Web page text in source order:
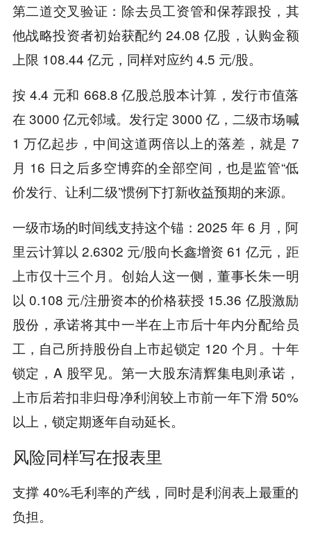
第二道交叉验证：除去员工资管和保荐跟投，其
他战略投资者初始获配约 24.08 亿股，认购金额
上限 108.44 亿元，同样对应约 4.5 元/股。
按 4.4 元和 668.8 亿股总股本计算，发行市值落
在 3000 亿元邻域。发行定 3000 亿，二级市场喊
1 万亿起步，中间这道两倍以上的落差，就是 7
月 16 日之后多空博弈的全部空间，也是监管“低
价发行、让利二级”惯例下打新收益预期的来源。
一级市场的时间线支持这个锚：2025 年 6 月，阿
里云计算以 2.6302 元/股向长鑫增资 61 亿元，距
上市仅十三个月。创始人这一侧，董事长朱一明
以 0.108 元/注册资本的价格获授 15.36 亿股激励
股份，承诺将其中一半在上市后十年内分配给员
工，自己所持股份自上市起锁定 120 个月。十年
锁定，A 股罕见。第一大股东清辉集电则承诺，
上市后若扣非归母净利润较上市前一年下滑 50%
以上，锁定期逐年自动延长。
风险同样写在报表里
支撑 40%毛利率的产线，同时是利润表上最重的
负担。